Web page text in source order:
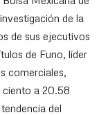
de la
de sus ejecutivos
de Funo, líder
comerciales,
ciento a 20.58
del